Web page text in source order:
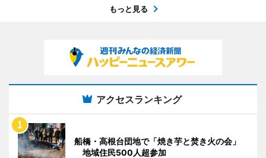
もっと見る
アクセスランキング
船橋・高根台団地で「焼き芋と焚き火の会」
地域住民500人超参加